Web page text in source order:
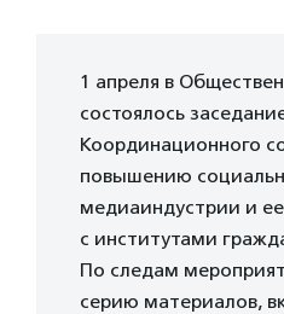
1 апреля в
состоялось
Координационного
повышению
медиаиндустрии и
с институтами
По следам
серию материалов,